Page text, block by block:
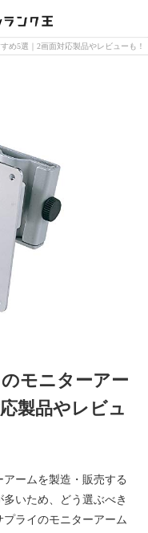
め5選｜2画面対応製品やレビューも！
モニターアー
製品やレビュ
ームを製造・販売する
いため、どう選ぶべき
ライのモニターアーム